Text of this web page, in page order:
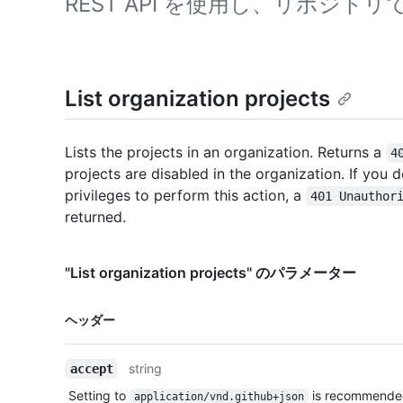
List organization projects
Lists the projects in an organization. Returns a
projects are disabled in the organization. If you
privileges to perform this action, a
401
returned.
"List organization projects" のパラメーター
ヘッダー
名前,
accept
string
Setting to
application/vnd.github+json is